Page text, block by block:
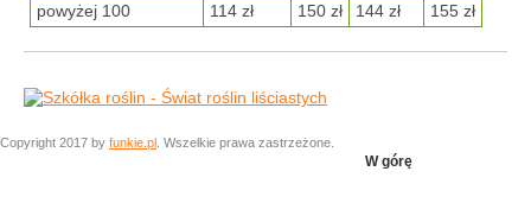
powyżej 100
114 zł 150 zł 144 zł 155 zł
Copyright 2017 by funkie.pl . Wszelkie prawa zastrzeżone.
W górę